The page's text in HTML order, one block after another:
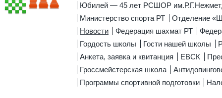
Юбилей — 45 лет РСШОР
Министерство спорта РТ
Отделение
Новости
Федерация шахмат РТ
Гордость школы
Гости нашей школы
Анкета, заявка и квитанция
ЕВСК
Гроссмейстерская школа
Программы спортивной подготовки